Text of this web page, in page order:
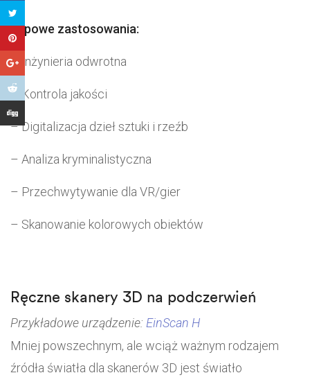
Typowe zastosowania:
– Inżynieria odwrotna
– Kontrola jakości
– Digitalizacja dzieł sztuki i rzeźb
– Analiza kryminalistyczna
– Przechwytywanie dla VR/gier
– Skanowanie kolorowych obiektów
Ręczne skanery 3D na podczerwień
Przykładowe urządzenie: EinScan H
Mniej powszechnym, ale wciąż ważnym rodzajem
źródła światła dla skanerów 3D jest światło